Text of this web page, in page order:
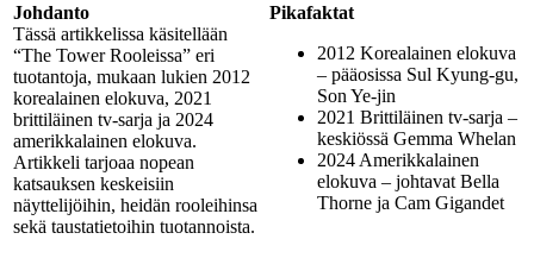
Johdanto
Tässä artikkelissa käsitellään
“The Tower Rooleissa” eri
tuotantoja, mukaan lukien 2012
korealainen elokuva, 2021
brittiläinen tv-sarja ja 2024
amerikkalainen elokuva.
Artikkeli tarjoaa nopean
katsauksen keskeisiin
näyttelijöihin, heidän rooleihinsa
sekä taustatietoihin tuotannoista.
Pikafaktat
2012 Korealainen elokuva
– pääosissa Sul Kyung-gu,
Son Ye-jin
2021 Brittiläinen tv-sarja –
keskiössä Gemma Whelan
2024 Amerikkalainen
elokuva – johtavat Bella
Thorne ja Cam Gigandet